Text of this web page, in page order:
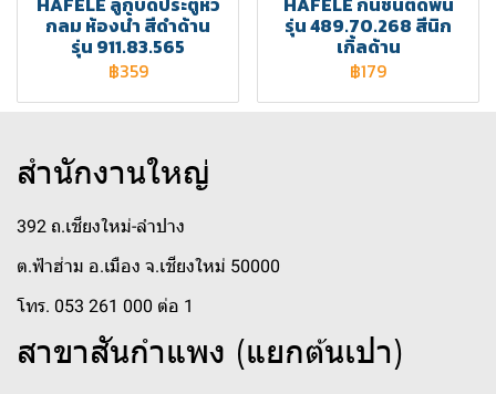
กลม ห้องน้ำ สีดำด้าน
รุ่น 911.83.565
฿359
รุ่น 489.70.268 สีนิก
เกิ้ลด้าน
฿179
สำนักงานใหญ่
392 ถ.เชียงใหม่-ลำปาง
ต.ฟ้าฮ่าม อ.เมือง จ.เชียงใหม่ 50000
โทร. 053 261 000 ต่อ 1
สาขาสันกำแพง (แยกต้นเปา)